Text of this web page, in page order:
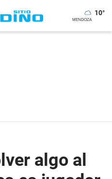
10°
algo al